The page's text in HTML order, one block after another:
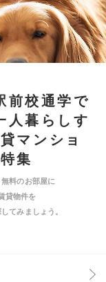
前校通学で
人暮らしす
マンショ
集
料のお部屋に
貸物件を
てみましょう。